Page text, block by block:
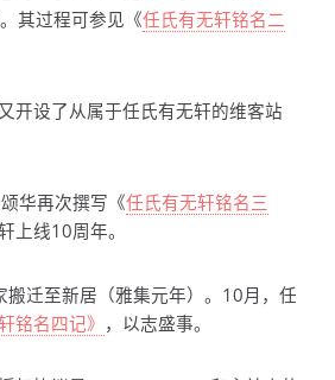
其过程可参见《任氏有无轩铭名二
开设了从属于任氏有无轩的维客站
华再次撰写《任氏有无轩铭名三
上线10周年。
迁至新居（雅集元年）。10月，任
铭名四记》 ，以志盛事。